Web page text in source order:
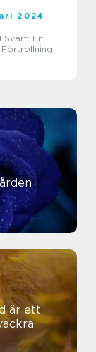
2024
Svart: En
är ett